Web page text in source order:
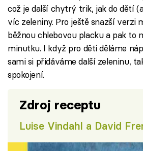
což je další chytrý trik, jak do dětí
víc zeleniny. Pro ještě snazší verzi
běžnou chlebovou placku a pak to
minutku. I když pro děti děláme
sami si přidáváme další zeleninu,
spokojení.
Zdroj receptu
Luise Vindahl a David